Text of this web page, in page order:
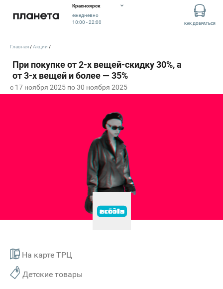
Красноярск
ежедневно
10:00 - 22:00
КАК ДОБРАТЬСЯ
c 17 ноября 2025 по 30 ноября 2025
На карте ТРЦ
Детские товары
Главная Акции